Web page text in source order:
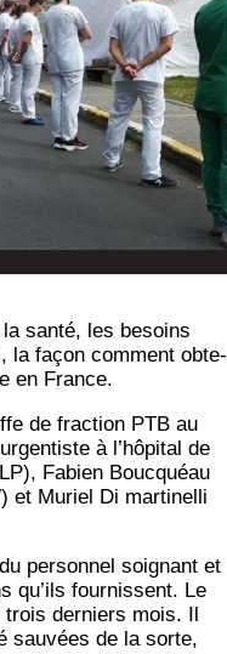
san­té, les besoins
la façon com­ment obte­
en France.
de frac­tion PTB au
à l’hô­pi­tal de
Fabien Bouc­quéau
et Muriel Di mar­ti­nel­li
per­son­nel soi­gnant et
qu’ils four­nissent. Le
der­niers mois. Il
sau­vées de la sorte,